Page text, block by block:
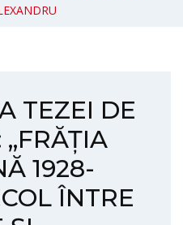
TEZEI DE
„FRĂȚIA
1928-
ÎNTRE